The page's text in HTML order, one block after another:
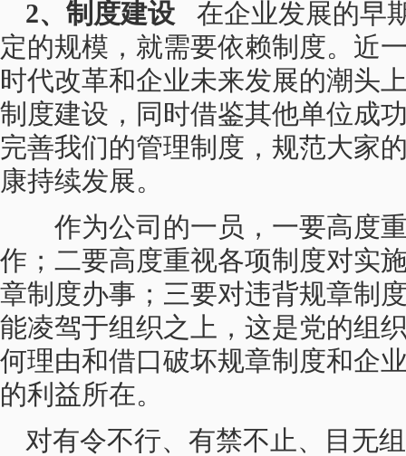
2、制度建设 在企业发展的早
定的规模，就需要依赖制度。近
时代改革和企业未来发展的潮头
制度建设，同时借鉴其他单位成
完善我们的管理制度，规范大家
康持续发展。
作为公司的一员，一要高度
作；二要高度重视各项制度对实
章制度办事；三要对违背规章制
能凌驾于组织之上，这是党的组
何理由和借口破坏规章制度和企
的利益所在。
对有令不行、有禁不止、目无